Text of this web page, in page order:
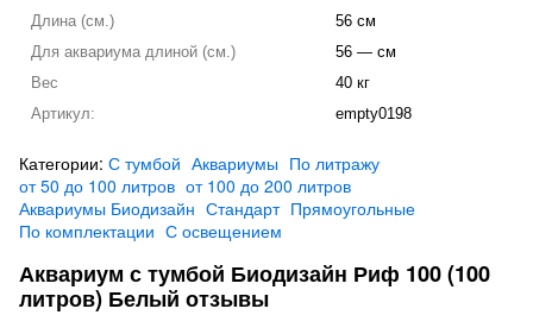
Длина (см.)
56 см
Для аквариума длиной (см.)
56 — см
Вес
40 кг
Артикул:
empty0198
Категории: С тумбой Аквариумы По литражу
от 50 до 100 литров от 100 до 200 литров
Аквариумы Биодизайн Стандарт Прямоугольные
По комплектации С освещением
Аквариум с тумбой Биодизайн Риф 100 (100
литров) Белый отзывы